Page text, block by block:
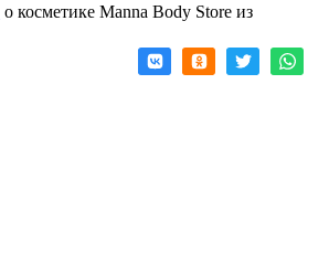
о косметике Manna Body Store из